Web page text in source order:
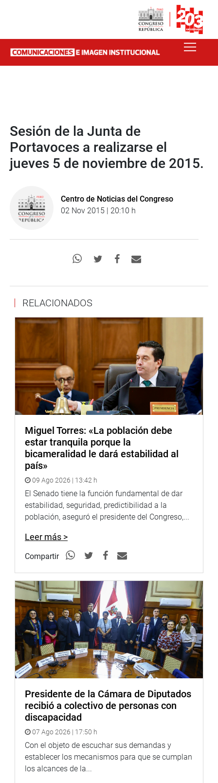
Sesión de la Junta de
Portavoces a realizarse el
jueves 5 de noviembre de 2015.
Centro de Noticias del Congreso
02 Nov 2015 | 20:10 h
RELACIONADOS
Miguel Torres: «La población debe
estar tranquila porque la
bicameralidad le dará estabilidad al
país»
09 Ago 2026 | 13:42 h
El Senado tiene la función fundamental de dar
estabilidad, seguridad, predictibilidad a la
población, aseguró el presidente del Congreso,...
Leer más >
Compartir
Presidente de la Cámara de Diputados
recibió a colectivo de personas con
discapacidad
07 Ago 2026 | 17:50 h
Con el objeto de escuchar sus demandas y
establecer los mecanismos para que se cumplan
los alcances de la...